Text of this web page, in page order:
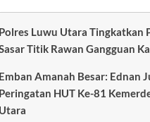
Polres Luwu Utara Tingkatkan
Titik Rawan Gangguan
Emban Amanah Besar: Ednan
Peringatan HUT Ke-81
Utara